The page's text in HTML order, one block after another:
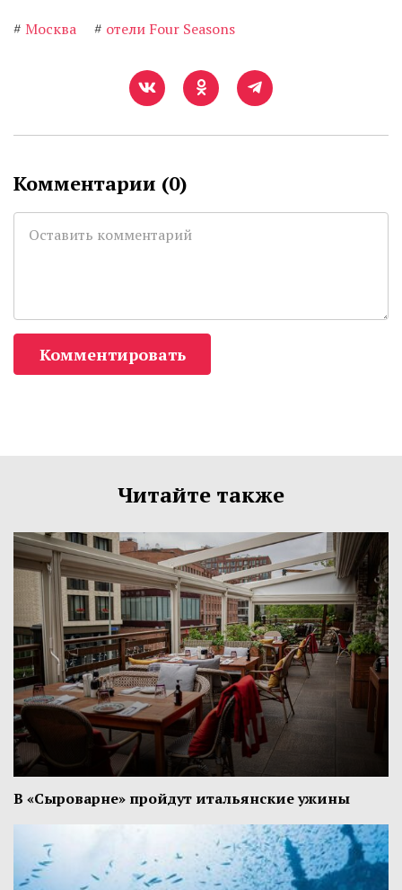
# Москва # отели Four Seasons
Комментарии (0)
Комментировать
Читайте также
В «Сыроварне» пройдут итальянские ужины